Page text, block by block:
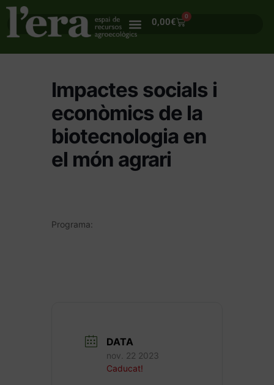
0,00€
0
Impactes socials i
econòmics de la
biotecnologia en
el món agrari
Programa:
DATA
nov. 22 2023
Caducat!